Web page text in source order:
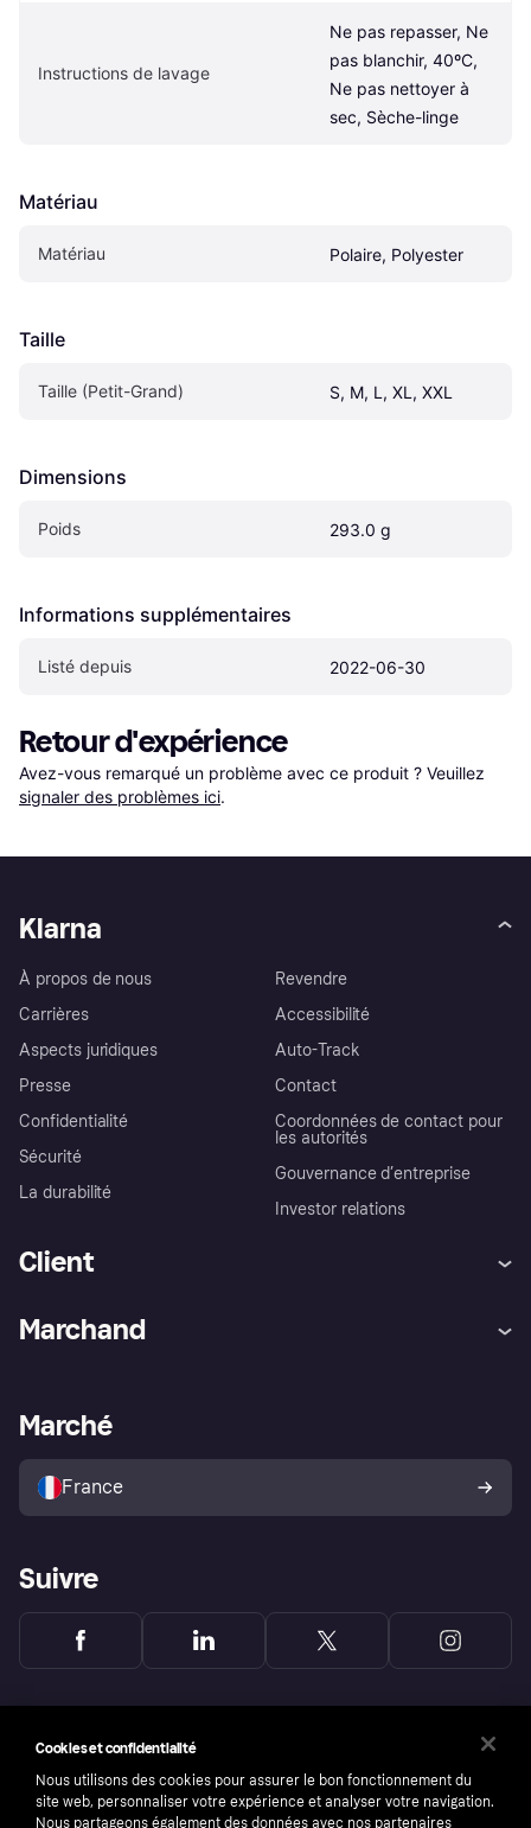
Instructions de lavage
Ne pas repasser, Ne
pas blanchir, 40ºC,
Ne pas nettoyer à
sec, Sèche-linge
Matériau
Matériau Polaire, Polyester
Taille
Taille (Petit-Grand) S, M, L, XL, XXL
Dimensions
Poids 293.0 g
Informations supplémentaires
Listé depuis 2022-06-30
Retour d'expérience
Avez-vous remarqué un problème avec ce produit ? Veuillez
signaler des problèmes ici.
Klarna
À propos de nous
Carrières
Aspects juridiques
Presse
Confidentialité
Sécurité
La durabilité
Revendre
Accessibilité
Auto-Track
Contact
Coordonnées de contact pour
les autorités
Gouvernance d’entreprise
Investor relations
Client
Explorez les magasins
Politique de protection de
l’acheteur Klarna
Marchand
Portail Marchand
Marché
France
Suivre
Cookies et confidentialité
Nous utilisons des cookies pour assurer le bon fonctionnement du
site web, personnaliser votre expérience et analyser votre navigation.
Nous partageons également des données avec nos partenaires